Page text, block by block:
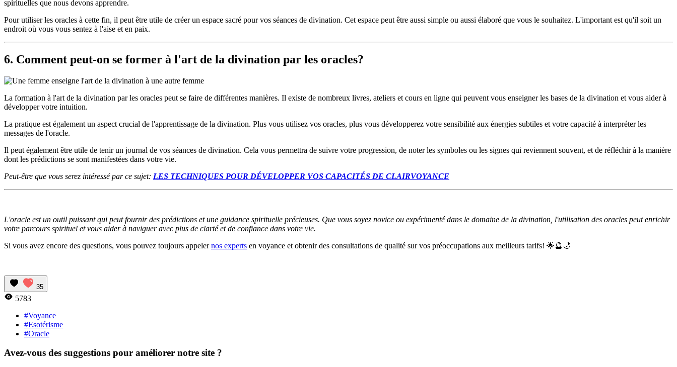
spirituelles que nous devons apprendre.
Pour utiliser les oracles à cette fin, il peut être utile de créer un espace sacré pour vos séances de divination. Cet espace peut être aussi simple ou aussi élaboré que vous le souhaitez. L'important est qu'il soit un
endroit où vous vous sentez à l'aise et en paix.
6. Comment peut-on se former à l'art de la divination par les oracles?
La formation à l'art de la divination par les oracles peut se faire de différentes manières. Il existe de nombreux livres, ateliers et cours en ligne qui peuvent vous enseigner les bases de la divination et vous aider à
développer votre intuition.
La pratique est également un aspect crucial de l'apprentissage de la divination. Plus vous utilisez vos oracles, plus vous développerez votre sensibilité aux énergies subtiles et votre capacité à interpréter les
messages de l'oracle.
Il peut également être utile de tenir un journal de vos séances de divination. Cela vous permettra de suivre votre progression, de noter les symboles ou les signes qui reviennent souvent, et de réfléchir à la manière
dont les prédictions se sont manifestées dans votre vie.
Peut-être que vous serez intéressé par ce sujet: LES TECHNIQUES POUR DÉVELOPPER VOS CAPACITÉS DE CLAIRVOYANCE
L'oracle est un outil puissant qui peut fournir des prédictions et une guidance spirituelle précieuses. Que vous soyez novice ou expérimenté dans le domaine de la divination, l'utilisation des oracles peut enrichir
votre parcours spirituel et vous aider à naviguer avec plus de clarté et de confiance dans votre vie.
Si vous avez encore des questions, vous pouvez toujours appelernos experts en voyance et obtenir des consultations de qualité sur vos préoccupations aux meilleurs tarifs! 🌟🔮🌙
35
5783
#Voyance
#Esotérisme
#Oracle
Avez-vous des suggestions pour améliorer notre site ?